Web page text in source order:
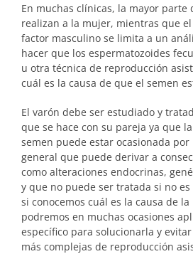
En muchas clínicas, la mayor parte
realizan a la mujer, mientras que
factor masculino se limita a un
hacer que los espermatozoides
u otra técnica de reproducción
cuál es la causa de que el semen
El varón debe ser estudiado y
que se hace con su pareja ya que
semen puede estar ocasionada
general que puede derivar a
como alteraciones endocrinas,
y que no puede ser tratada si no
si conocemos cuál es la causa de
podremos en muchas ocasiones
específico para solucionarla y
más complejas de reproducción